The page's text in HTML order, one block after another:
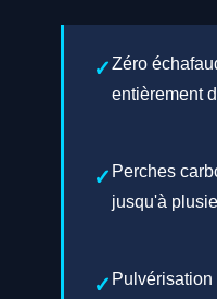
Zéro
entièrement
Perches
jusqu'à